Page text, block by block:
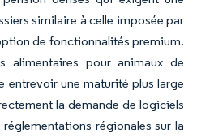
similaire à celle imposée par
de fonctionnalités premium.
alimentaires pour animaux de
entrevoir une maturité plus large
la demande de logiciels
régionales sur la